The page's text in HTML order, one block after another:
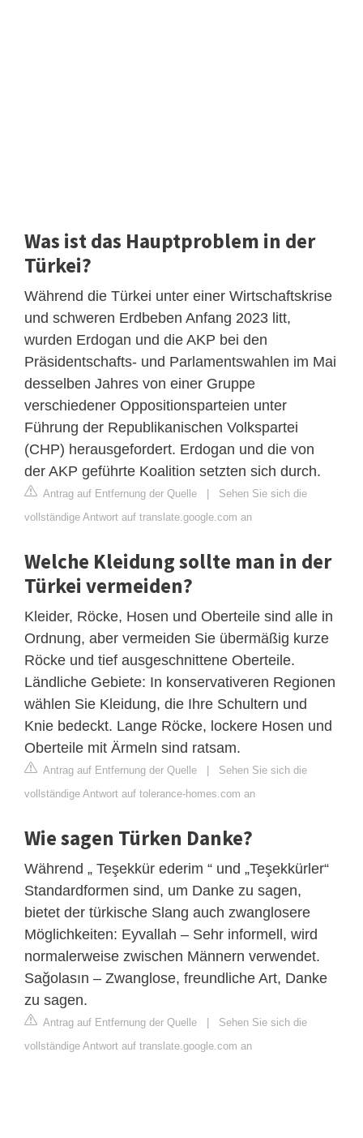
Was ist das Hauptproblem in der
Türkei?
Während die Türkei unter einer Wirtschaftskrise
und schweren Erdbeben Anfang 2023 litt,
wurden Erdogan und die AKP bei den
Präsidentschafts- und Parlamentswahlen im Mai
desselben Jahres von einer Gruppe
verschiedener Oppositionsparteien unter
Führung der Republikanischen Volkspartei
(CHP) herausgefordert. Erdogan und die von
der AKP geführte Koalition setzten sich durch.
Antrag auf Entfernung der Quelle | Sehen Sie sich die
vollständige Antwort auf translate.google.com an
Welche Kleidung sollte man in der
Türkei vermeiden?
Kleider, Röcke, Hosen und Oberteile sind alle in
Ordnung, aber vermeiden Sie übermäßig kurze
Röcke und tief ausgeschnittene Oberteile.
Ländliche Gebiete: In konservativeren Regionen
wählen Sie Kleidung, die Ihre Schultern und
Knie bedeckt. Lange Röcke, lockere Hosen und
Oberteile mit Ärmeln sind ratsam.
Antrag auf Entfernung der Quelle | Sehen Sie sich die
vollständige Antwort auf tolerance-homes.com an
Wie sagen Türken Danke?
Während „ Teşekkür ederim “ und „Teşekkürler“
Standardformen sind, um Danke zu sagen,
bietet der türkische Slang auch zwanglosere
Möglichkeiten: Eyvallah – Sehr informell, wird
normalerweise zwischen Männern verwendet.
Sağolasın – Zwanglose, freundliche Art, Danke
zu sagen.
Antrag auf Entfernung der Quelle | Sehen Sie sich die
vollständige Antwort auf translate.google.com an